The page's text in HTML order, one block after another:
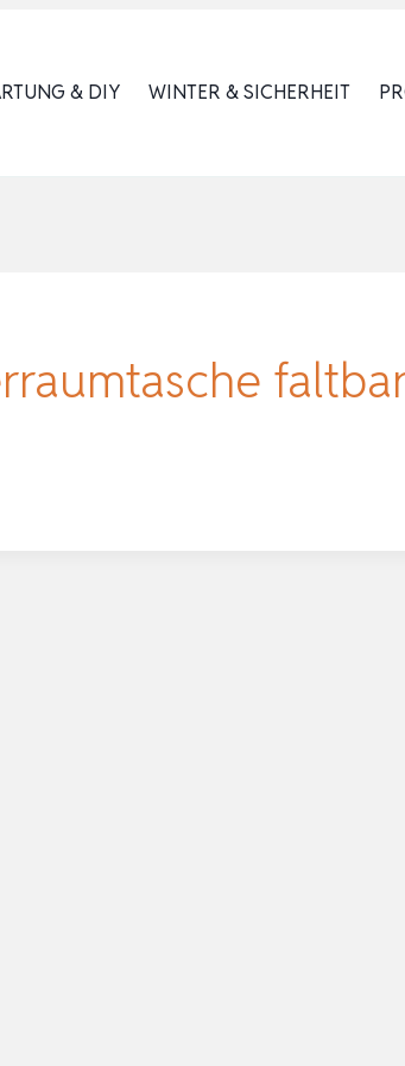
& DIY WINTER & SICHERHEIT